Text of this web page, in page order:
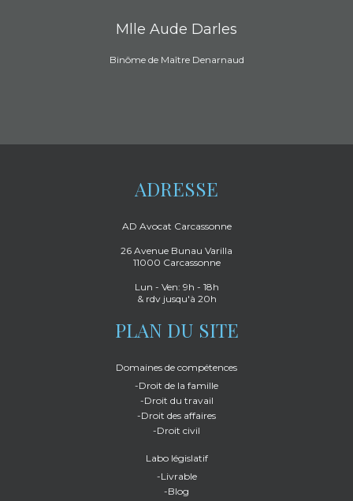
Mlle Aude Darles
Binôme de Maître Denarnaud
ADRESSE
AD Avocat Carcassonne
26 Avenue Bunau Varilla
11000 Carcassonne
Lun - Ven: 9h - 18h
& rdv jusqu'à 20h
PLAN DU SITE
Domaines de compétences
-Droit de la famille
-Droit du travail
-Droit des affaires
-Droit civil
Labo législatif
-Livrable
-Blog